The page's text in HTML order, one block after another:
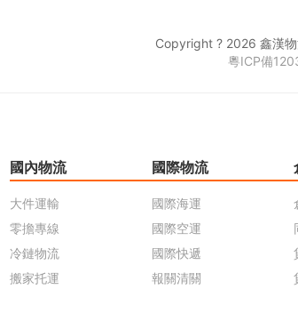
Copyright ? 2026 鑫漢
粵ICP備
國內物流
大件運輸
零擔專線
冷鏈物流
搬家托運
國際物流
國際海運
國際空運
國際快遞
報關清關